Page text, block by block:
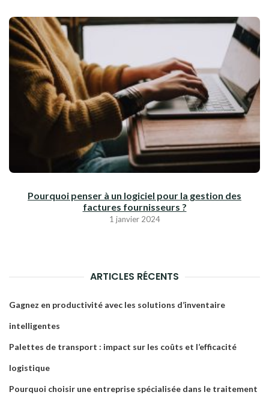
Pourquoi penser à un logiciel pour la gestion des
factures fournisseurs ?
1 janvier 2024
ARTICLES RÉCENTS
Gagnez en productivité avec les solutions d’inventaire
intelligentes
Palettes de transport : impact sur les coûts et l’efficacité
logistique
Pourquoi choisir une entreprise spécialisée dans le traitement